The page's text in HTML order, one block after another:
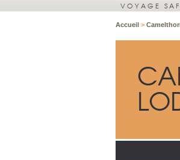
VOYAGE
Accueil >